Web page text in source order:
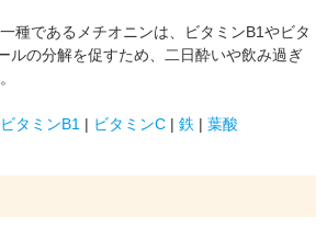
種であるメチオニンは、ビタミンB1やビタ
ルの分解を促すため、二日酔いや飲み過ぎ
ビタミンB1 | ビタミンC | 鉄 | 葉酸